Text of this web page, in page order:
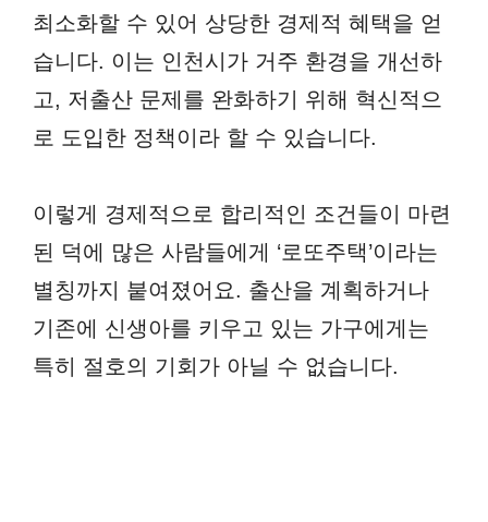
최소화할 수 있어 상당한 경제적 혜택을 얻
습니다. 이는 인천시가 거주 환경을 개선하
고, 저출산 문제를 완화하기 위해 혁신적으
로 도입한 정책이라 할 수 있습니다.
이렇게 경제적으로 합리적인 조건들이 마련
된 덕에 많은 사람들에게 ‘로또주택’이라는
별칭까지 붙여졌어요. 출산을 계획하거나
기존에 신생아를 키우고 있는 가구에게는
특히 절호의 기회가 아닐 수 없습니다.